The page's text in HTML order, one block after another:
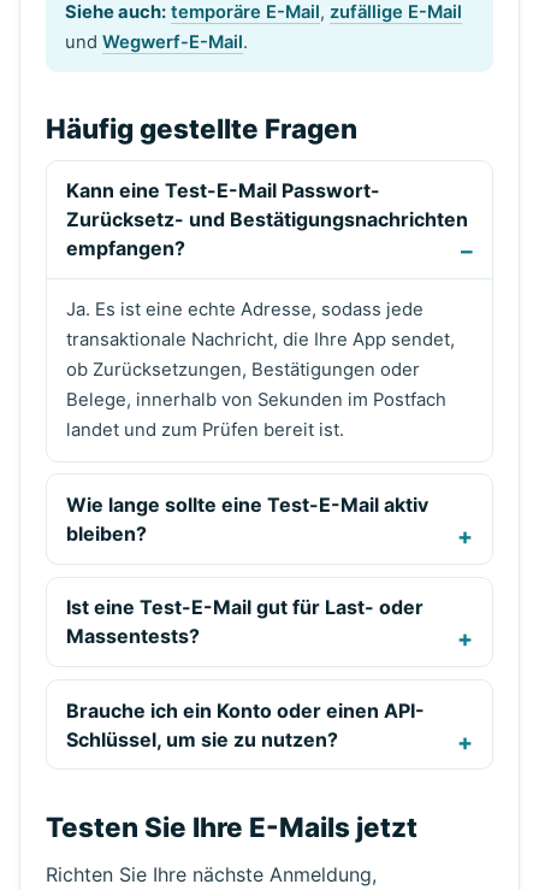
Siehe auch: temporäre E-Mail, zufällige E-Mail
und Wegwerf-E-Mail.
Häufig gestellte Fragen
Kann eine Test-E-Mail Passwort-
Zurücksetz- und Bestätigungsnachrichten
empfangen?
Ja. Es ist eine echte Adresse, sodass jede
transaktionale Nachricht, die Ihre App sendet,
ob Zurücksetzungen, Bestätigungen oder
Belege, innerhalb von Sekunden im Postfach
landet und zum Prüfen bereit ist.
Wie lange sollte eine Test-E-Mail aktiv
bleiben?
Ist eine Test-E-Mail gut für Last- oder
Massentests?
Brauche ich ein Konto oder einen API-
Schlüssel, um sie zu nutzen?
Testen Sie Ihre E-Mails jetzt
Richten Sie Ihre nächste Anmeldung,